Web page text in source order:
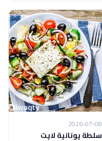
2026-07-08
سلطة يونانية لايت